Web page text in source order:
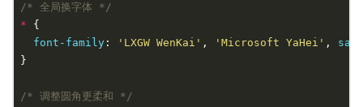
/* 全局换字体 */
*
font-family : 'LXGW WenKai' , 'Microsoft YaHei' ,
/* 调整圆角更柔和 */